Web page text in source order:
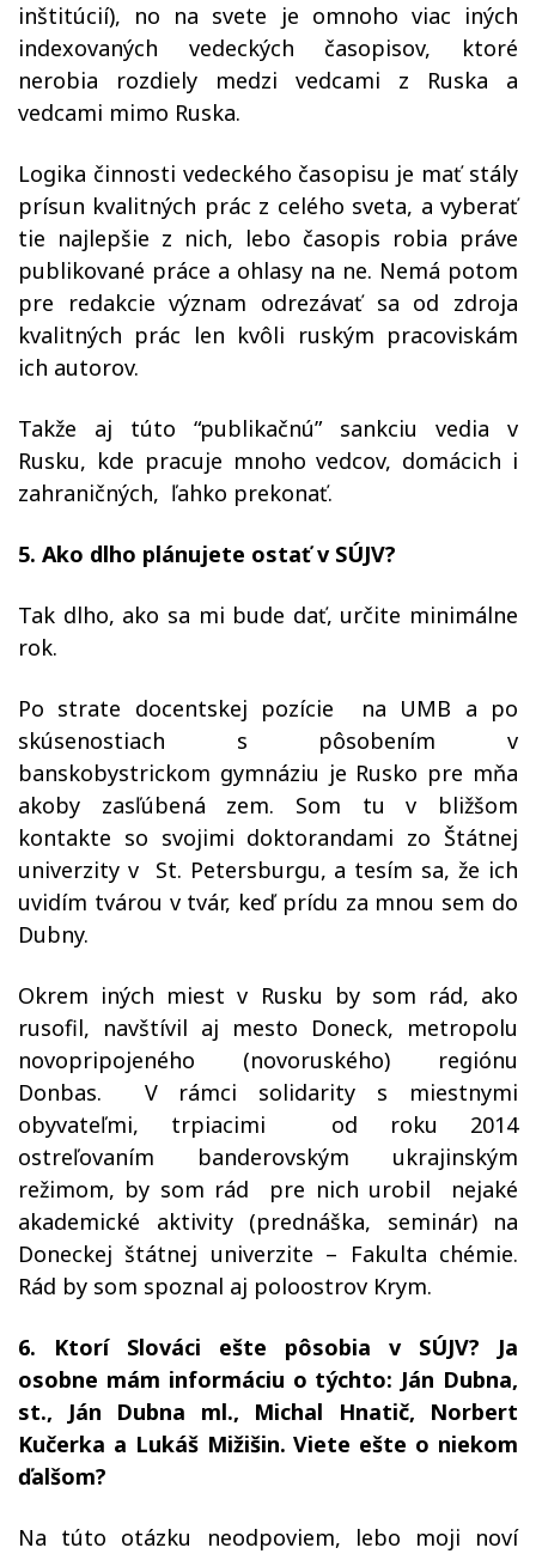
inštitúcií), no na svete je omnoho viac iných
indexovaných vedeckých časopisov, ktoré
nerobia rozdiely medzi vedcami z Ruska a
vedcami mimo Ruska.
Logika činnosti vedeckého časopisu je mať stály
prísun kvalitných prác z celého sveta, a vyberať
tie najlepšie z nich, lebo časopis robia práve
publikované práce a ohlasy na ne. Nemá potom
pre redakcie význam odrezávať sa od zdroja
kvalitných prác len kvôli ruským pracoviskám
ich autorov.
Takže aj túto “publikačnú” sankciu vedia v
Rusku, kde pracuje mnoho vedcov, domácich i
zahraničných, ľahko prekonať.
5. Ako dlho plánujete ostať v SÚJV?
Tak dlho, ako sa mi bude dať, určite minimálne
rok.
Po strate docentskej pozície na UMB a po
skúsenostiach s pôsobením v
banskobystrickom gymnáziu je Rusko pre mňa
akoby zasľúbená zem. Som tu v bližšom
kontakte so svojimi doktorandami zo Štátnej
univerzity v St. Petersburgu, a tesím sa, že ich
uvidím tvárou v tvár, keď prídu za mnou sem do
Dubny.
Okrem iných miest v Rusku by som rád, ako
rusofil, navštívil aj mesto Doneck, metropolu
novopripojeného (novoruského) regiónu
Donbas. V rámci solidarity s miestnymi
obyvateľmi, trpiacimi od roku 2014
ostreľovaním banderovským ukrajinským
režimom, by som rád pre nich urobil nejaké
akademické aktivity (prednáška, seminár) na
Doneckej štátnej univerzite – Fakulta chémie.
Rád by som spoznal aj poloostrov Krym.
6. Ktorí Slováci ešte pôsobia v SÚJV? Ja
osobne mám informáciu o týchto: Ján Dubna,
st., Ján Dubna ml., Michal Hnatič, Norbert
Kučerka a Lukáš Mižišin. Viete ešte o niekom
ďalšom?
Na túto otázku neodpoviem, lebo moji noví